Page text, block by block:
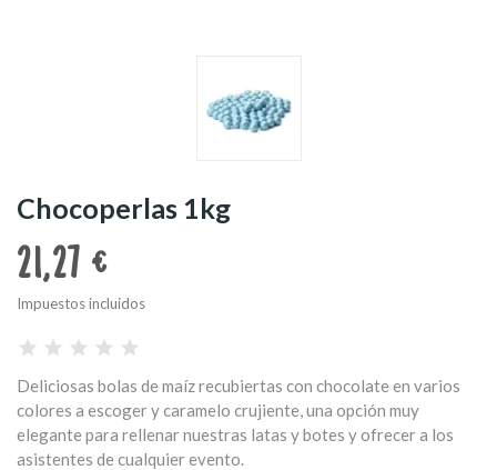
Chocoperlas 1kg
21,27 €
Impuestos incluidos
Deliciosas bolas de maíz recubiertas con chocolate en varios
colores a escoger y caramelo crujiente, una opción muy
elegante para rellenar nuestras latas y botes y ofrecer a los
asistentes de cualquier evento.